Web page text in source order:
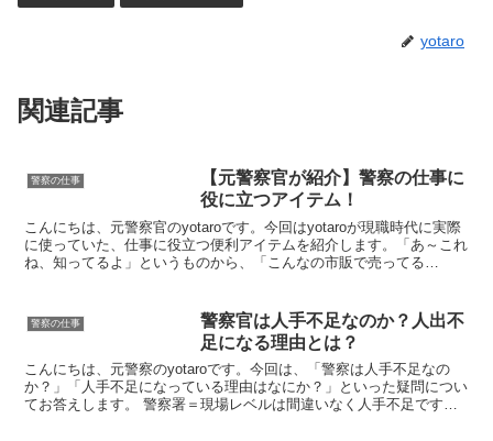
yotaro
関連記事
警察の仕事
【元警察官が紹介】警察の仕事に
役に立つアイテム！
こんにちは、元警察官のyotaroです。今回はyotaroが現職時代に実際
に使っていた、仕事に役立つ便利アイテムを紹介します。「あ～これ
ね、知ってるよ」というものから、「こんなの市販で売ってる
警察の仕事
警察官は人手不足なのか？人出不
足になる理由とは？
こんにちは、元警察のyotaroです。今回は、「警察は人手不足なの
か？」「人手不足になっている理由はなにか？」といった疑問につい
てお答えします。 警察署＝現場レベルは間違いなく人手不足ですあ